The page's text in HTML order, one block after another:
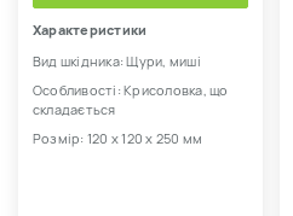
Характеристики
Вид шкідника: Щури, миші
Особливості: Крисоловка, що
складається
Розмір: 120 х 120 х 250 мм